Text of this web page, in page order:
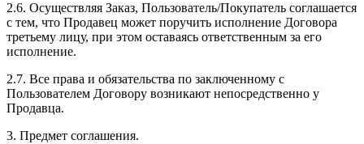
2.6. Осуществляя Заказ, Пользователь/Покупатель соглашается
с тем, что Продавец может поручить исполнение Договора
третьему лицу, при этом оставаясь ответственным за его
исполнение.
2.7. Все права и обязательства по заключенному с
Пользователем Договору возникают непосредственно у
Продавца.
3. Предмет соглашения.